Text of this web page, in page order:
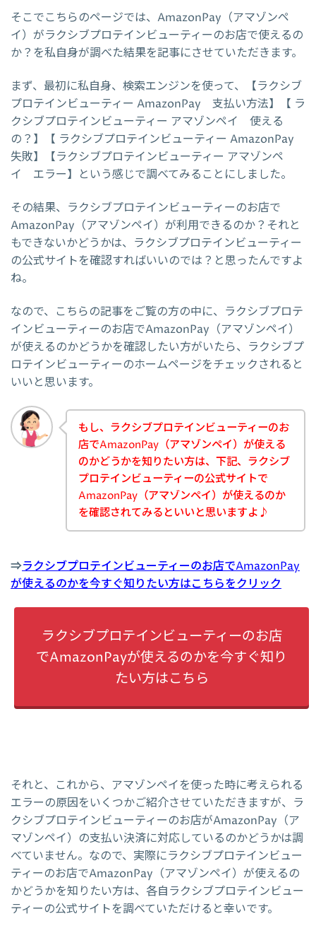
そこでこちらのページでは、AmazonPay（アマゾンペ
イ）がラクシブプロテインビューティーのお店で使えるの
か？を私自身が調べた結果を記事にさせていただきます。
まず、最初に私自身、検索エンジンを使って、【ラクシブ
プロテインビューティー AmazonPay 支払い方法】【 ラ
クシブプロテインビューティー アマゾンペイ 使える
の？】【 ラクシブプロテインビューティー AmazonPay
失敗】【ラクシブプロテインビューティー アマゾンペ
イ エラー】という感じで調べてみることにしました。
その結果、ラクシブプロテインビューティーのお店で
AmazonPay（アマゾンペイ）が利用できるのか？それと
もできないかどうかは、ラクシブプロテインビューティー
の公式サイトを確認すればいいのでは？と思ったんですよ
ね。
なので、こちらの記事をご覧の方の中に、ラクシブプロテ
インビューティーのお店でAmazonPay（アマゾンペイ）
が使えるのかどうかを確認したい方がいたら、ラクシブプ
ロテインビューティーのホームページをチェックされると
いいと思います。
もし、ラクシブプロテインビューティーのお
店でAmazonPay（アマゾンペイ）が使える
のかどうかを知りたい方は、下記、ラクシブ
プロテインビューティーの公式サイトで
AmazonPay（アマゾンペイ）が使えるのか
を確認されてみるといいと思いますよ♪
⇒ラクシブプロテインビューティーのお店でAmazonPay
が使えるのかを今すぐ知りたい方はこちらをクリック
ラクシブプロテインビューティーのお店
でAmazonPayが使えるのかを今すぐ知り
たい方はこちら
それと、これから、アマゾンペイを使った時に考えられる
エラーの原因をいくつかご紹介させていただきますが、ラ
クシブプロテインビューティーのお店がAmazonPay（ア
マゾンペイ）の支払い決済に対応しているのかどうかは調
べていません。なので、実際にラクシブプロテインビュー
ティーのお店でAmazonPay（アマゾンペイ）が使えるの
かどうかを知りたい方は、各自ラクシブプロテインビュー
ティーの公式サイトを調べていただけると幸いです。